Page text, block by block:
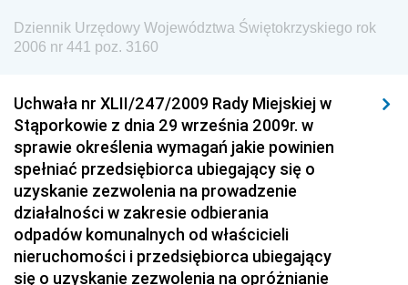
Dziennik Urzędowy Urzędu Lotnictwa Cywilnego
Dziennik Urzędowy Ministerstwa Hutnictwa i
Przemysłu Maszynowego
Dziennik Urzędowy Ministerstwa Zdrowia i Opieki
Społecznej
Dziennik Urzędowy Ministerstwa Rolnictwa, Leśnictwa
i Gospodarki Żywnościowej
Dziennik Urzędowy Ministra Spraw Wewnętrznych
Dziennik Urzędowy Województwa Świętokrzyskiego rok
2006 nr 441 poz. 3160
Uchwała nr XLII/247/2009 Rady Miejskiej w
Stąporkowie z dnia 29 września 2009r. w
sprawie określenia wymagań jakie powinien
spełniać przedsiębiorca ubiegający się o
uzyskanie zezwolenia na prowadzenie
działalności w zakresie odbierania
odpadów komunalnych od właścicieli
nieruchomości i przedsiębiorca ubiegający
się o uzyskanie zezwolenia na opróżnianie